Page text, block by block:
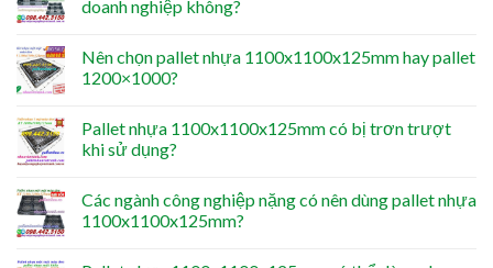
doanh nghiệp không?
Nên chọn pallet nhựa 1100x1100x125mm hay pallet
1200×1000?
Pallet nhựa 1100x1100x125mm có bị trơn trượt
khi sử dụng?
Các ngành công nghiệp nặng có nên dùng pallet nhựa
1100x1100x125mm?